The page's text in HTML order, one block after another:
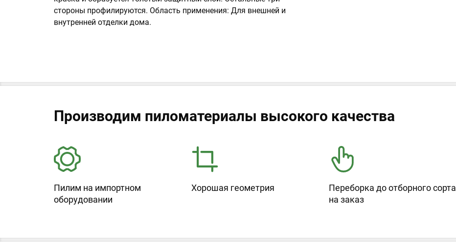
стороны профилируются. Область применения: Для внешней и
внутренней отделки дома.
Производим пиломатериалы высокого качества
Пилим на импортном
оборудовании
Хорошая геометрия
Переборка до отборного сорта
на заказ